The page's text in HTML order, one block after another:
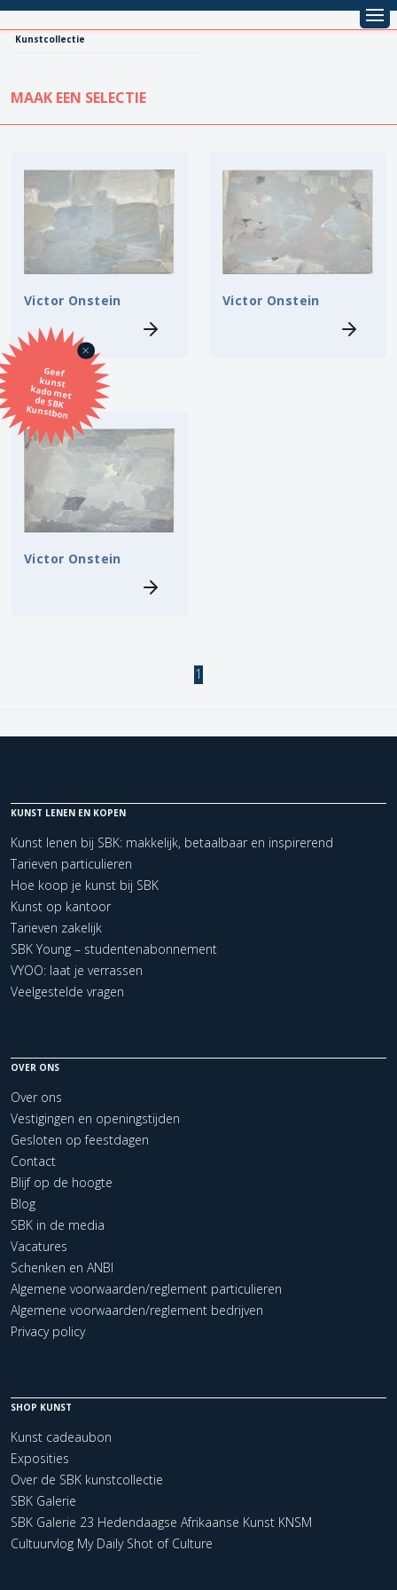
Kunstcollectie
Geef
kunst
kado met
de SBK
Kunstbon
MAAK EEN SELECTIE
KUNSTCOLLECTIE
Alle kunstwerken
Koopprijs
Vestiging
Onderwerp
Techniek
Kunstenaar
Formaat
Orientatie
Victor Onstein Victor Onstein
Victor Onstein
1
KUNST LENEN EN KOPEN
Kunst lenen bij SBK: makkelijk, betaalbaar en inspirerend
Tarieven particulieren
Hoe koop je kunst bij SBK
Kunst op kantoor
Tarieven zakelijk
SBK Young – studentenabonnement
VYOO: laat je verrassen
Veelgestelde vragen
OVER ONS
Over ons
Vestigingen en openingstijden
Gesloten op feestdagen
Contact
Blijf op de hoogte
Blog
SBK in de media
Vacatures
Schenken en ANBI
Algemene voorwaarden/reglement particulieren
Algemene voorwaarden/reglement bedrijven
Privacy policy
SHOP KUNST
Kunst cadeaubon
Exposities
Over de SBK kunstcollectie
SBK Galerie
SBK Galerie 23 Hedendaagse Afrikaanse Kunst KNSM
Cultuurvlog My Daily Shot of Culture